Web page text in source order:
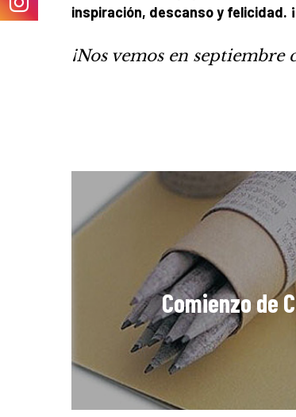
inspiración, descanso y felicidad.
¡Nos vemos en septiembre
Comienzo de